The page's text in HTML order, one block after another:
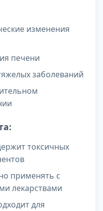
изменения
печени
заболеваний
токсичных
применять с
лекарствами
для